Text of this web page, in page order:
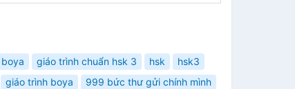
boya giáo trình chuẩn hsk 3 hsk
hsk3
giáo trình boya
999 bức thư gửi chính mình